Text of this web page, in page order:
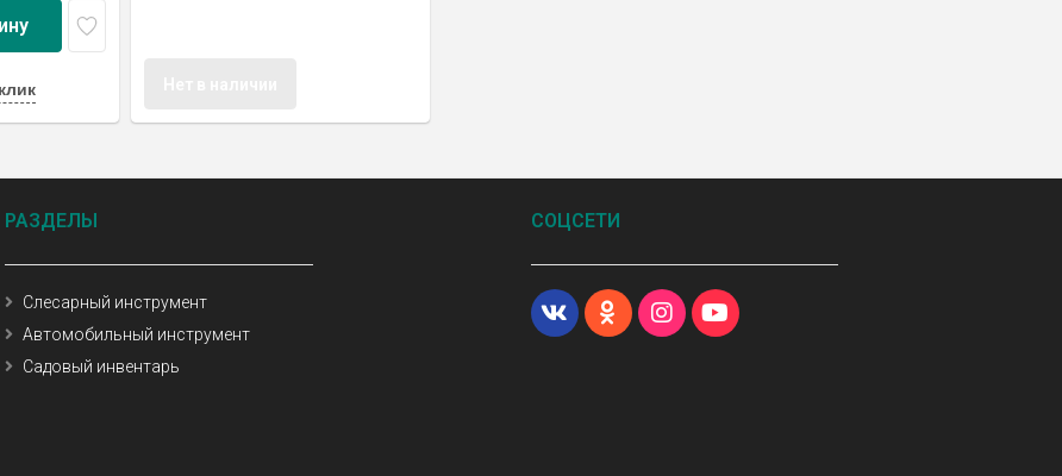
РАЗДЕЛЫ
Слесарный инструмент
Автомобильный инструмент
Садовый инвентарь
СОЦСЕТИ